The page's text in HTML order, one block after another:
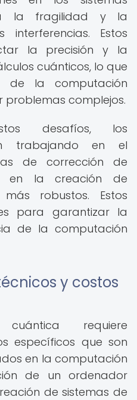
la fragilidad y la
Estos
la precisión y la
cuánticos, lo que
de la computación
complejos.
desafíos, los
trabajando en el
de corrección de
en la creación de
robustos. Estos
para garantizar la
de la computación
y costos
requiere
específicos que son
en la computación
de un ordenador
de sistemas de